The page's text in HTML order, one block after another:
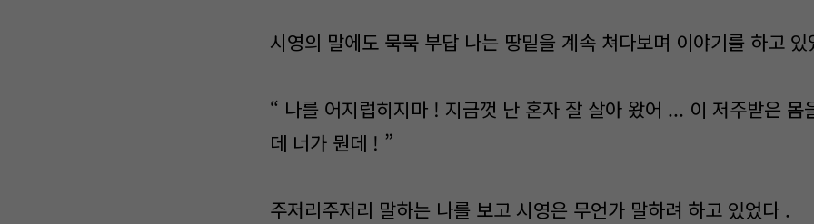
시영의 말에도 묵묵 부답 나는 땅밑을 계속 쳐다보며 이야기를 하고
“ 나를 어지럽히지마 ! 지금껏 난 혼자 잘 살아 왔어 ... 이 저주받은 몸
데 너가 뭔데 ! ”
주저리주저리 말하는 나를 보고 시영은 무언가 말하려 하고 있었다 .